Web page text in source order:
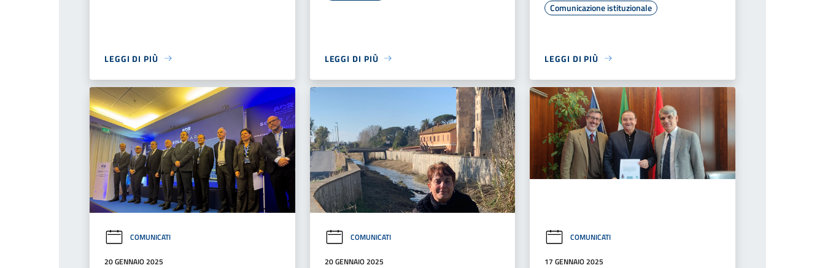
LEGGI DI PIÙ LEGGI DI PIÙ
Comunicazione istituzionale
LEGGI DI PIÙ
COMUNICATI
20 GENNAIO 2025
COMUNICATI
20 GENNAIO 2025
COMUNICATI
17 GENNAIO 2025